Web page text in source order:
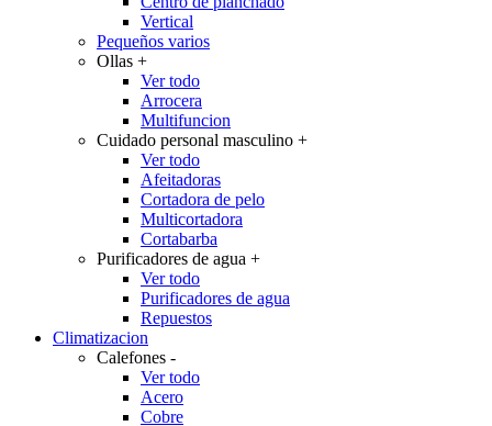
Vertical
Pequeños varios
Ollas +
Ver todo
Arrocera
Multifuncion
Cuidado personal masculino +
Ver todo
Afeitadoras
Cortadora de pelo
Multicortadora
Cortabarba
Purificadores de agua +
Ver todo
Purificadores de agua
Repuestos
Climatizacion
Calefones -
Ver todo
Acero
Cobre